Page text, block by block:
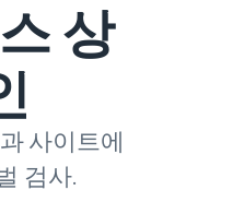
상
사이트에
검사.